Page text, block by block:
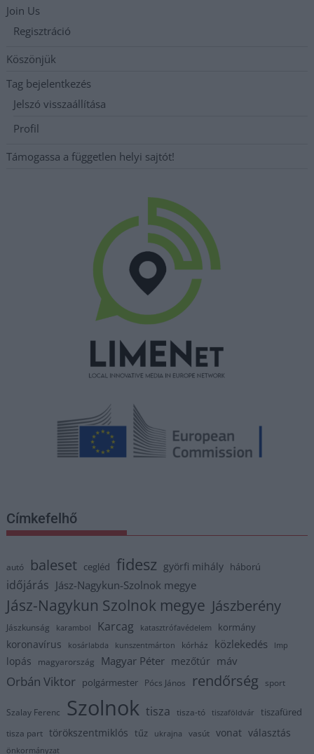
Join Us
Regisztráció
Köszönjük
Tag bejelentkezés
Jelszó visszaállítása
Profil
Támogassa a független helyi sajtót!
Címkefelhő
autó baleset cegléd fidesz györfi mihály háború
időjárás Jász-Nagykun-Szolnok megye
Jász-Nagykun Szolnok megye Jászberény
Jászkunság karambol Karcag katasztrófavédelem kormány
koronavírus kosárlabda kunszentmárton kórház közlekedés lmp
lopás magyarország Magyar Péter mezőtúr máv
Orbán Viktor polgármester Pócs János rendőrség sport
Szalay Ferenc Szolnok tisza tisza-tó tiszaföldvár tiszafüred
tisza part törökszentmiklós tűz ukrajna vasút vonat választás
önkormányzat